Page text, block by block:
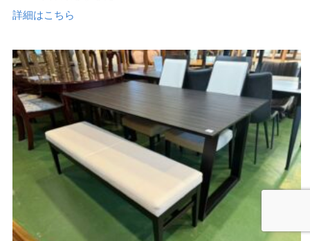
詳細はこちら